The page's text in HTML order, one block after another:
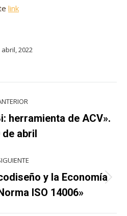
link
abril, 2022
Proyecto
anterior
herramienta de ACV».
de abril
Proyecto
siguiente
y la Economía
ISO 14006»